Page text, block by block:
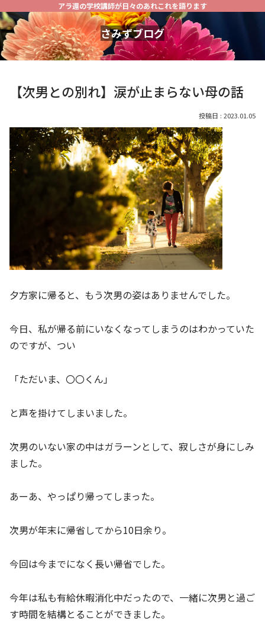
アラ還の学校講師が日々のあれこれを語ります
さみずブログ
【次男との別れ】涙が止まらない母の話
2023.01.05
夕方家に帰ると、もう次男の姿はありませんでした。
今日、私が帰る前にいなくなってしまうのはわかっていた
のですが、つい
「ただいま、〇〇くん」
と声を掛けてしまいました。
次男のいない家の中はガラーンとして、寂しさが身にしみ
ました。
あーあ、やっぱり帰ってしまった。
次男が年末に帰省してから10日余り。
今回は今までになく長い帰省でした。
今年は私も有給休暇消化中だったので、一緒に次男と過ご
す時間を結構とることができました。